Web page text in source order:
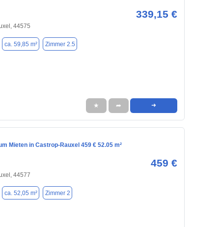
339,15 €
44575
ca. 59,85 m² Zimmer 2.5
★ ➦ ➜
Mieten in Castrop-Rauxel 459 € 52.05 m²
459 €
44577
ca. 52,05 m² Zimmer 2